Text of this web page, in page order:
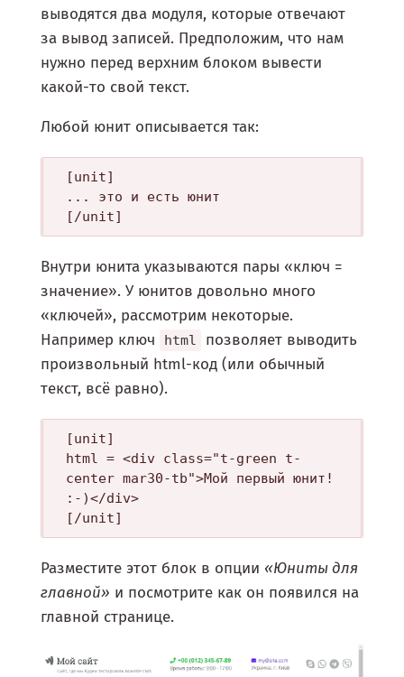
выводятся два модуля, которые отвечают
за вывод записей. Предположим, что нам
нужно перед верхним блоком вывести
какой-то свой текст.
Любой юнит описывается так:
[unit]
... это и есть юнит
Внутри юнита указываются пары «ключ =
значение». У юнитов довольно много
«ключей», рассмотрим некоторые.
Например ключ
html
позволяет выводить
произвольный html-код (или обычный
текст, всё равно).
[unit]
html = <div class="t-green t-
center mar30-tb">Мой первый юнит!
:-)</div>
Разместите этот блок в опции «Юниты для
главной» и посмотрите как он появился на
главной странице.